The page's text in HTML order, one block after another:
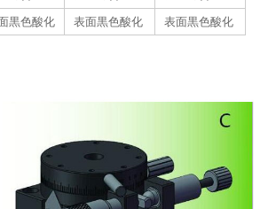
黒色酸化 表面黒色酸化 表面黒色酸化